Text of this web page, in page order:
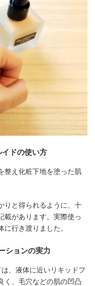
ドの使い方
整え化粧下地を塗った肌
りと得られるように、十
載があります。実際使っ
行き渡りました。
ションの実力
、液体に近いリキッドフ
く、毛穴などの肌の凹凸